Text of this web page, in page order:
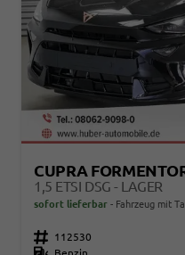
CUPRA
1,5 ETSI DSG - LAGER
sofort lieferbar Fahrzeug mit
Fahrzeugnr. 112530